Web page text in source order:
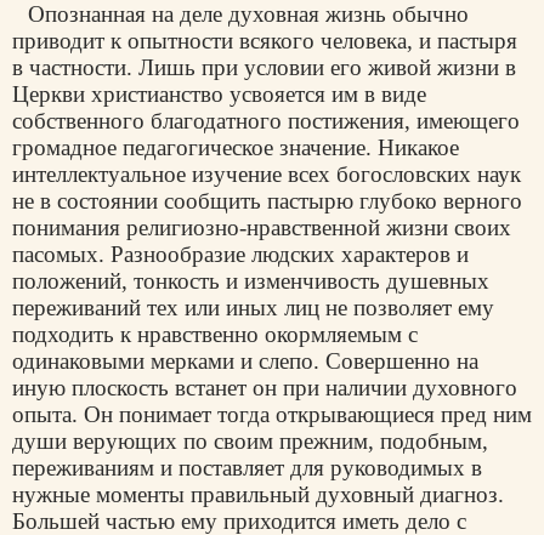
Опознанная на деле духовная жизнь обычно
приводит к опытности всякого человека, и пастыря
в частности. Лишь при условии его живой жизни в
Церкви христианство усвояется им в виде
собственного благодатного постижения, имеющего
громадное педагогическое значение. Никакое
интеллектуальное изучение всех богословских наук
не в состоянии сообщить пастырю глубоко верного
понимания религиозно-нравственной жизни своих
пасомых. Разнообразие людских характеров и
положений, тонкость и изменчивость душевных
переживаний тех или иных лиц не позволяет ему
подходить к нравственно окормляемым с
одинаковыми мерками и слепо. Совершенно на
иную плоскость встанет он при наличии духовного
опыта. Он понимает тогда открывающиеся пред ним
души верующих по своим прежним, подобным,
переживаниям и поставляет для руководимых в
нужные моменты правильный духовный диагноз.
Большей частью ему приходится иметь дело с